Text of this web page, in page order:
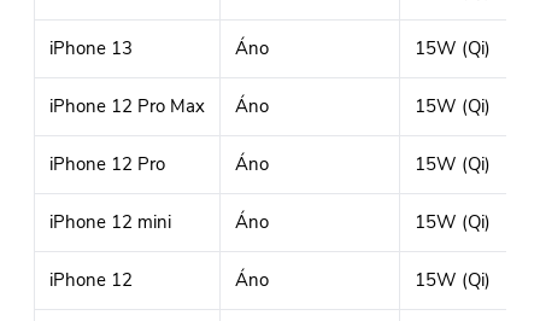
iPhone 13 Áno 15W (Qi)
iPhone 12 Pro Max Áno 15W (Qi)
iPhone 12 Pro Áno 15W (Qi)
iPhone 12 mini Áno 15W (Qi)
iPhone 12 Áno 15W (Qi)